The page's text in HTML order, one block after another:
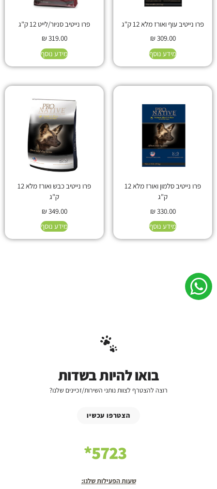
פרו נייטיב עוף ואורז מלא 12 ק"ג
₪309.00
מידע נוסף
פרו נייטיב סניור/לייט 12 ק"ג
₪319.00
מידע נוסף
פרו נייטיב סלמון ואורז מלא 12
ק"ג
₪330.00
מידע נוסף
פרו נייטיב כבש ואורז מלא 12
ק"ג
₪349.00
מידע נוסף
בואו להיות בשדות
רוצה להצטרף לצוות נותני השירות/זכיינים שלנו?
הצטרפו עכשיו
5723*
שעות הפעילות שלנו: